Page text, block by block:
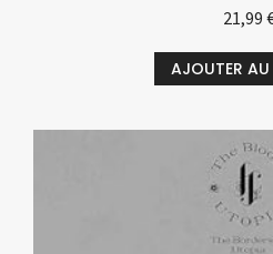
21,99
AJOUTER AU